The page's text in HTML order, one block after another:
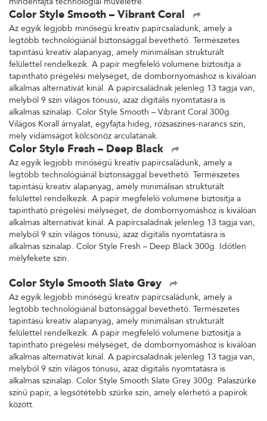
Color Style Smooth – Vibrant Coral
Az egyik legjobb minőségű kreatív papírcsaládunk, amely a
legtöbb technológiánál biztonsággal bevethető. Természetes
tapintású kreatív alapanyag, amely minimálisan strukturált
felülettel rendelkezik. A papír megfelelő volumene biztosítja a
tapintható prégelési mélységet, de dombornyomáshoz is kiválóan
alkalmas alternatívát kínál. A papírcsaládnak jelenleg 13 tagja van,
melyből 9 szín világos tónusú, azaz digitális nyomtatásra is
alkalmas színalap. Color Style Smooth – Vibrant Coral 300g.
Világos Korall árnyalat, egyfajta hideg, rózsaszínes-narancs szín,
mely vidámságot kölcsönöz arculatának.
Color Style Fresh – Deep Black
Az egyik legjobb minőségű kreatív papírcsaládunk, amely a
legtöbb technológiánál biztonsággal bevethető. Természetes
tapintású kreatív alapanyag, amely minimálisan strukturált
felülettel rendelkezik. A papír megfelelő volumene biztosítja a
tapintható prégelési mélységet, de dombornyomáshoz is kiválóan
alkalmas alternatívát kínál. A papírcsaládnak jelenleg 13 tagja van,
melyből 9 szín világos tónusú, azaz digitális nyomtatásra is
alkalmas színalap. Color Style Fresh – Deep Black 300g. Időtlen
mélyfekete szín.
Color Style Smooth Slate Grey
Az egyik legjobb minőségű kreatív papírcsaládunk, amely a
legtöbb technológiánál biztonsággal bevethető. Természetes
tapintású kreatív alapanyag, amely minimálisan strukturált
felülettel rendelkezik. A papír megfelelő volumene biztosítja a
tapintható prégelési mélységet, de dombornyomáshoz is kiválóan
alkalmas alternatívát kínál. A papírcsaládnak jelenleg 13 tagja van,
melyből 9 szín világos tónusú, azaz digitális nyomtatásra is
alkalmas színalap. Color Style Smooth Slate Grey 300g: Palaszürke
színű papír, a legsötétebb szürke szín, amely elérhető a papírok
között.